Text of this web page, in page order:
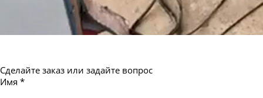
Сделайте заказ или задайте вопрос
Имя *